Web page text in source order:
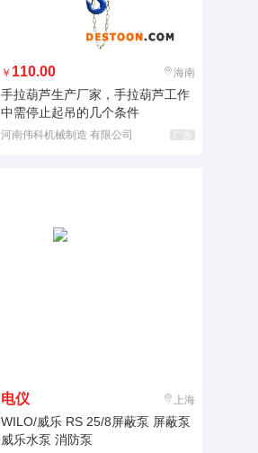
￥ 110.00 海南
手拉葫芦生产厂家，手拉葫芦工作
中需停止起吊的几个条件
河南伟科机械制造 有限公司 广告
电仪 上海
WILO/威乐 RS 25/8屏蔽泵 屏蔽泵
威乐水泵 消防泵